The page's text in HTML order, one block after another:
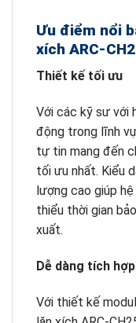
Ưu điểm nổi
xích ARC-
Thiết kế tối ưu
Với các kỹ sư với
động trong lĩnh
tự tin mang đến
tối ưu nhất. Kiểu
lượng cao giúp
thiểu thời gian
xuất.
Dễ dàng tích
Với thiết kế